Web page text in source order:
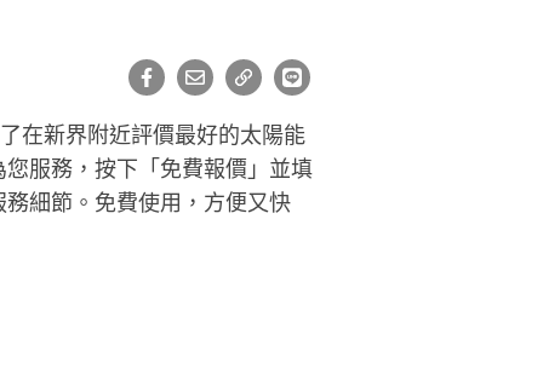
在新界附近評價最好的太陽能
服務，按下「免費報價」並填
細節。免費使用，方便又快